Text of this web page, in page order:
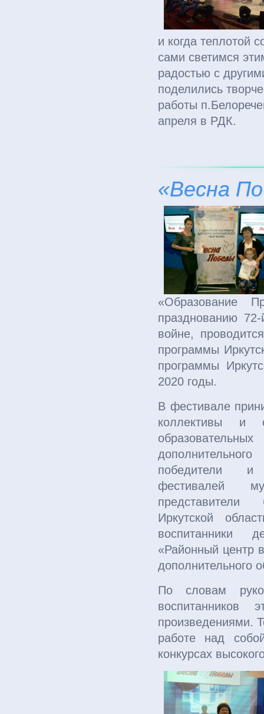
и когда теплотой
сами светимся
радостью с
поделились
работы
апреля в РДК.
«Весна
«Образование
празднованию
войне,
программы
программы
2020 годы.
В фестивале
коллективы и
победители и
фестивалей
представители
Иркутской
воспитанники
«Районный центр
дополнительного
По словам
воспитанников
произведениями.
работе над
конкурсах